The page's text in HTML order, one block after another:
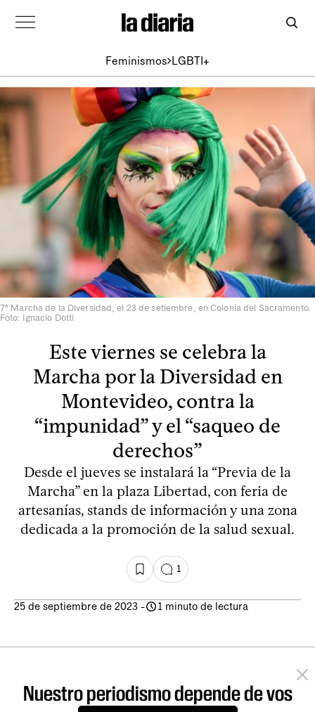
Feminismos LGBTI+
7° Marcha de la Diversidad, el 23 de setiembre, en Colonia del Sacramento.
Foto: Ignacio Dotti
Este viernes se celebra la
Marcha por la Diversidad en
Montevideo, contra la
“impunidad” y el “saqueo de
derechos”
Desde el jueves se instalará la “Previa de la
Marcha” en la plaza Libertad, con feria de
artesanías, stands de información y una zona
dedicada a la promoción de la salud sexual.
1
25 de septiembre de 2023 - 1 minuto de lectura
Nuestro periodismo depende de vos